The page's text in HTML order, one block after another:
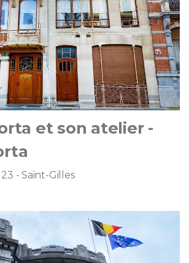
et son atelier -
- Saint-Gilles